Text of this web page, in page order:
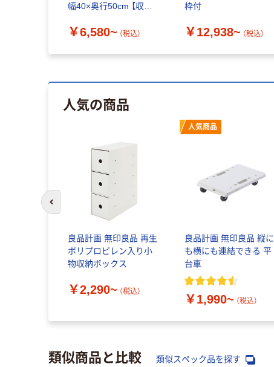
幅40×奥行50cm 【収納
【日本製】【簡単組立】
￥6,580~ （税込）
枠付
￥12,938~ （税込）
人気の商品
良品計画 無印良品 再生
ポリプロピレン入り小
物収納ボックス
￥2,290~ （税込）
人気商品
良品計画 無印良品 縦に
も横にも連結できる 平
台車
￥1,990~ （税込）
前のスライドへ
類似商品と比較 類似スペック品を探す